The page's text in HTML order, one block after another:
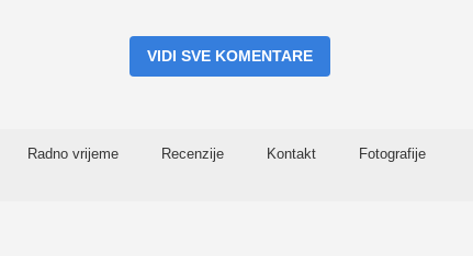
VIDI SVE KOMENTARE
Radno vrijeme Recenzije Kontakt Fotografije